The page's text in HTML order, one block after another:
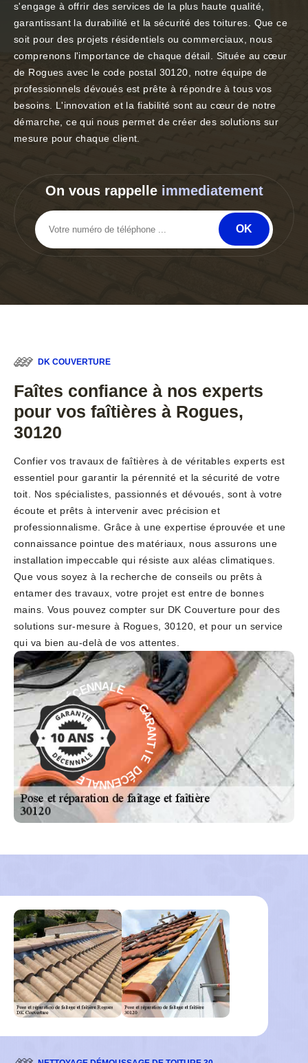
s'engage à offrir des services de la plus haute qualité,
garantissant la durabilité et la sécurité des toitures. Que ce
soit pour des projets résidentiels ou commerciaux, nous
comprenons l'importance de chaque détail. Située au cœur
de Rogues avec le code postal 30120, notre équipe de
professionnels dévoués est prête à répondre à tous vos
besoins. L'innovation et la fiabilité sont au cœur de notre
démarche, ce qui nous permet de créer des solutions sur
mesure pour chaque client.
On vous rappelle immediatement
DK COUVERTURE
Faîtes confiance à nos experts
pour vos faîtières à Rogues,
30120
Confier vos travaux de faîtières à de véritables experts est
essentiel pour garantir la pérennité et la sécurité de votre
toit. Nos spécialistes, passionnés et dévoués, sont à votre
écoute et prêts à intervenir avec précision et
professionnalisme. Grâce à une expertise éprouvée et une
connaissance pointue des matériaux, nous assurons une
installation impeccable qui résiste aux aléas climatiques.
Que vous soyez à la recherche de conseils ou prêts à
entamer des travaux, votre projet est entre de bonnes
mains. Vous pouvez compter sur DK Couverture pour des
solutions sur-mesure à Rogues, 30120, et pour un service
qui va bien au-delà de vos attentes.
G
A
R
A
N
T
I
E
D
É
C
E
N
NALE - GAR
A
N
T
I
E
D
É
C
E
N
N
A
L
E
-